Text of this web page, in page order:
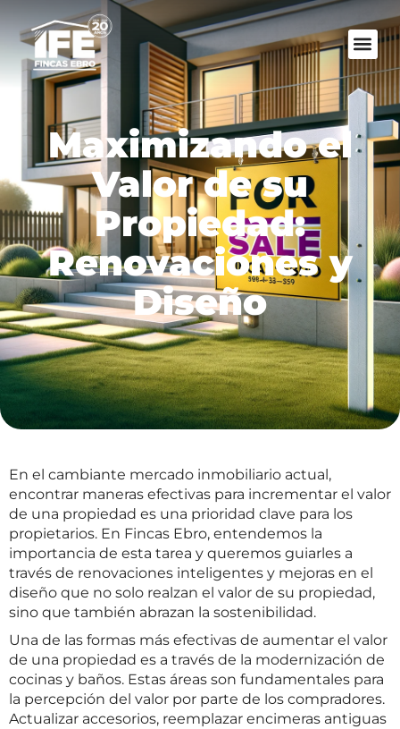
Maximizando el
Valor de su
Propiedad:
Renovaciones y
Diseño
En el cambiante mercado inmobiliario actual,
encontrar maneras efectivas para incrementar el valor
de una propiedad es una prioridad clave para los
propietarios. En Fincas Ebro, entendemos la
importancia de esta tarea y queremos guiarles a
través de renovaciones inteligentes y mejoras en el
diseño que no solo realzan el valor de su propiedad,
sino que también abrazan la sostenibilidad.
Una de las formas más efectivas de aumentar el valor
de una propiedad es a través de la modernización de
cocinas y baños. Estas áreas son fundamentales para
la percepción del valor por parte de los compradores.
Actualizar accesorios, reemplazar encimeras antiguas